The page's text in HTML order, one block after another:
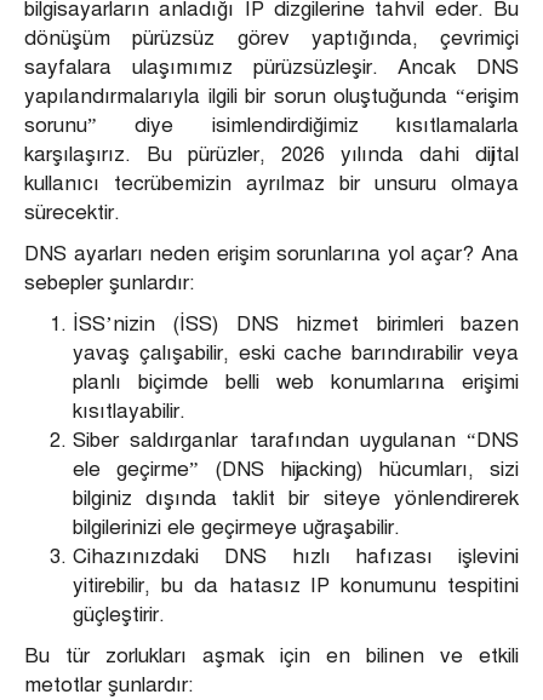
bilgisayarların anladığı IP dizgilerine tahvil eder. Bu
dönüşüm pürüzsüz görev yaptığında, çevrimiçi
sayfalara ulaşımımız pürüzsüzleşir. Ancak DNS
yapılandırmalarıyla ilgili bir sorun oluştuğunda “erişim
sorunu” diye isimlendirdiğimiz kısıtlamalarla
karşılaşırız. Bu pürüzler, 2026 yılında dahi dijital
kullanıcı tecrübemizin ayrılmaz bir unsuru olmaya
sürecektir.
DNS ayarları neden erişim sorunlarına yol açar? Ana
sebepler şunlardır:
İSS’nizin (İSS) DNS hizmet birimleri bazen
yavaş çalışabilir, eski cache barındırabilir veya
planlı biçimde belli web konumlarına erişimi
kısıtlayabilir.
Siber saldırganlar tarafından uygulanan “DNS
ele geçirme” (DNS hijacking) hücumları, sizi
bilginiz dışında taklit bir siteye yönlendirerek
bilgilerinizi ele geçirmeye uğraşabilir.
Cihazınızdaki DNS hızlı hafızası işlevini
yitirebilir, bu da hatasız IP konumunu tespitini
güçleştirir.
Bu tür zorlukları aşmak için en bilinen ve etkili
metotlar şunlardır: